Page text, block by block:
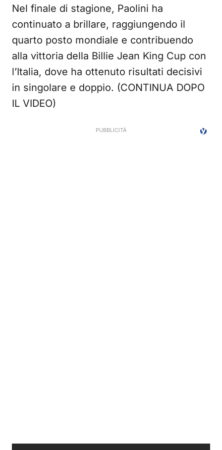
Nel finale di stagione, Paolini ha
continuato a brillare, raggiungendo il
quarto posto mondiale e contribuendo
alla vittoria della Billie Jean King Cup con
l’Italia, dove ha ottenuto risultati decisivi
in singolare e doppio. (CONTINUA DOPO
IL VIDEO)